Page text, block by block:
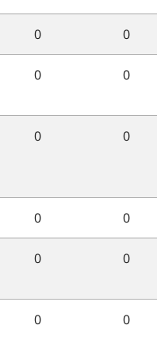
0 0
0 0
0 0
0 0
0 0
0 0